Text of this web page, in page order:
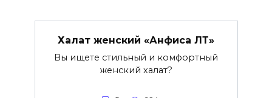
Халат женский «Анфиса ЛТ»
Вы ищете стильный и комфортный
женский халат?